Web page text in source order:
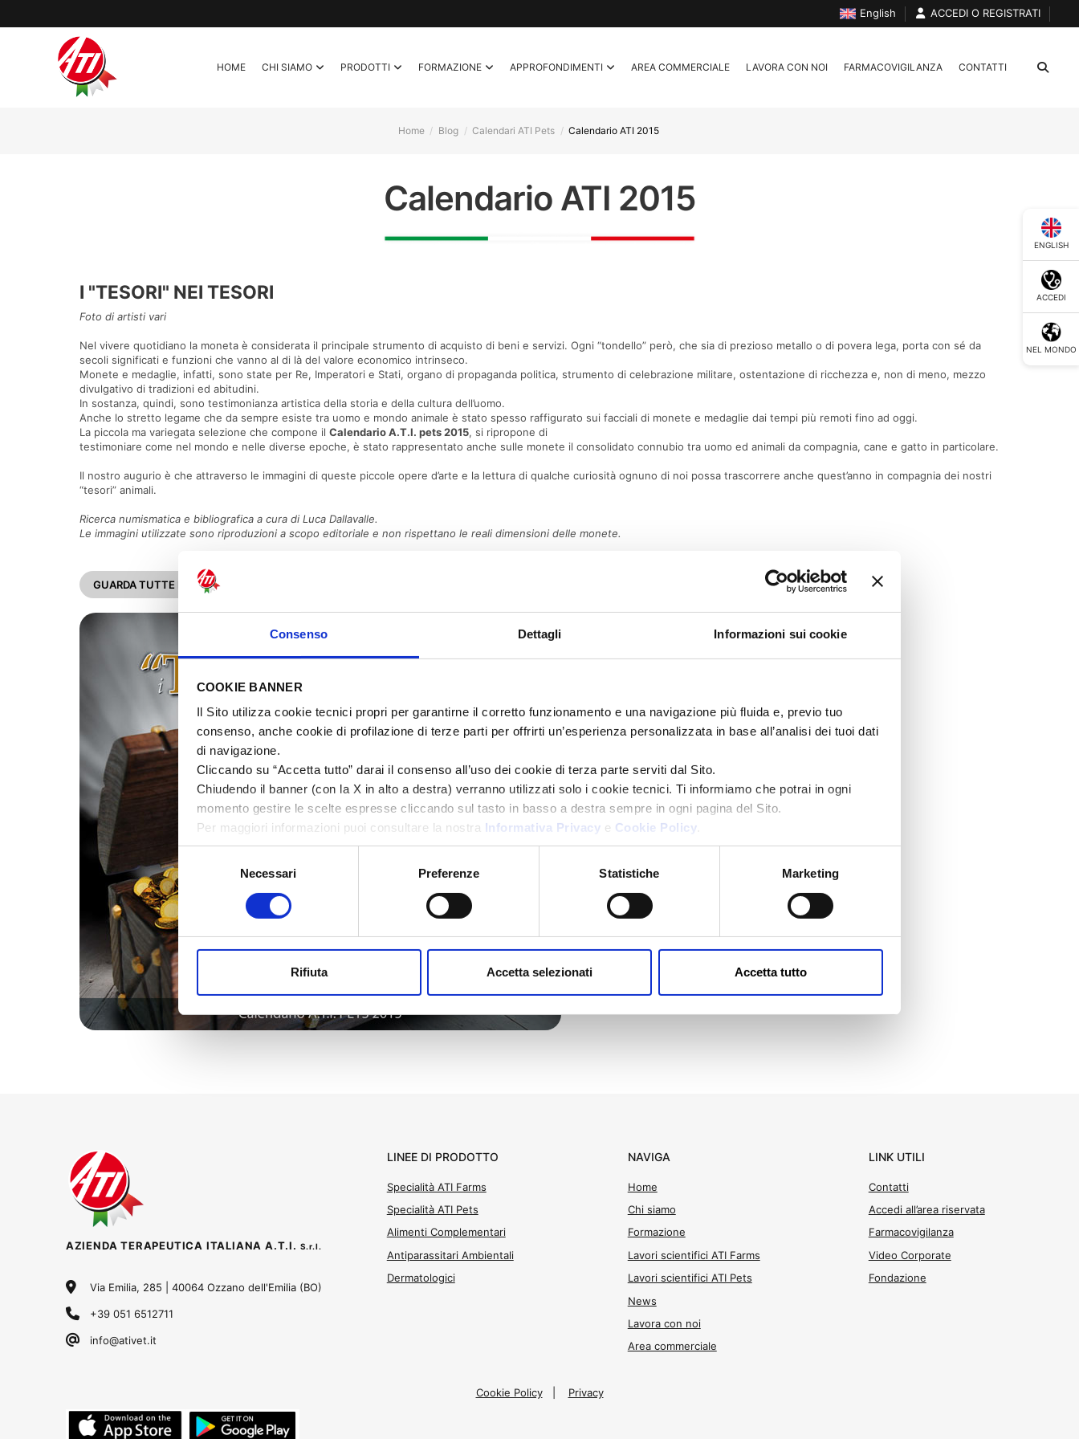
Consenso Dettagli Informazioni sui cookie
COOKIE BANNER
Il Sito utilizza cookie tecnici propri per garantirne il corretto funzionamento e una navigazione più fluida e, previo tuo
consenso, anche cookie di profilazione di terze parti per offrirti un’esperienza personalizzata in base all’analisi dei tuoi dati
di navigazione.
Cliccando su “Accetta tutto” darai il consenso all’uso dei cookie di terza parte serviti dal Sito.
Chiudendo il banner (con la X in alto a destra) verranno utilizzati solo i cookie tecnici. Ti informiamo che potrai in ogni
momento gestire le scelte espresse cliccando sul tasto in basso a destra sempre in ogni pagina del Sito.
Per maggiori informazioni puoi consultare la nostra Informativa Privacy e Cookie Policy
Selezione
del
consenso
Necessari Preferenze Statistiche Marketing
Rifiuta Accetta selezionati Accetta tutto
English ACCEDI O REGISTRATI
HOME CHI SIAMO PRODOTTI FORMAZIONE APPROFONDIMENTI AREA COMMERCIALE LAVORA CON NOI FARMACOVIGILANZA CONTATTI
Home Blog Calendari ATI Pets Calendario ATI 2015
Calendario ATI 2015
I "TESORI" NEI TESORI
Foto di artisti vari
Nel vivere quotidiano la moneta è considerata il principale strumento di acquisto di beni e servizi. Ogni “tondello” però, che sia di prezioso metallo o di povera lega, porta con sé da
secoli significati e funzioni che vanno al di là del valore economico intrinseco.
Monete e medaglie, infatti, sono state per Re, Imperatori e Stati, organo di propaganda politica, strumento di celebrazione militare, ostentazione di ricchezza e, non di meno, mezzo
divulgativo di tradizioni ed abitudini.
In sostanza, quindi, sono testimonianza artistica della storia e della cultura dell’uomo.
Anche lo stretto legame che da sempre esiste tra uomo e mondo animale è stato spesso raffigurato sui facciali di monete e medaglie dai tempi più remoti fino ad oggi.
La piccola ma variegata selezione che compone il Calendario A.T.I. pets 2015, si ripropone di
testimoniare come nel mondo e nelle diverse epoche, è stato rappresentato anche sulle monete il consolidato connubio tra uomo ed animali da compagnia, cane e gatto in particolare.
Il nostro augurio è che attraverso le immagini di queste piccole opere d’arte e la lettura di qualche curiosità ognuno di noi possa trascorrere anche quest’anno in compagnia dei nostri
“tesori” animali.
Ricerca numismatica e bibliografica a cura di Luca Dallavalle.
Le immagini utilizzate sono riproduzioni a scopo editoriale e non rispettano le reali dimensioni delle monete.
GUARDA TUTTE LE IMMAGINI
AZIENDA TERAPEUTICA ITALIANA A.T.I. S.r.l.
Via Emilia, 285 | 40064 Ozzano dell'Emilia (BO)
+39 051 6512711
info@ativet.it
LINEE DI PRODOTTO
Specialità ATI Farms
Specialità ATI Pets
Alimenti Complementari
Antiparassitari Ambientali
Dermatologici
NAVIGA
Home
Chi siamo
Formazione
Lavori scientifici ATI Farms
Lavori scientifici ATI Pets
News
Lavora con noi
Area commerciale
LINK UTILI
Contatti
Accedi all’area riservata
Farmacovigilanza
Video Corporate
Fondazione
Cookie Policy| Privacy
ENGLISH
ACCEDI
NEL MONDO